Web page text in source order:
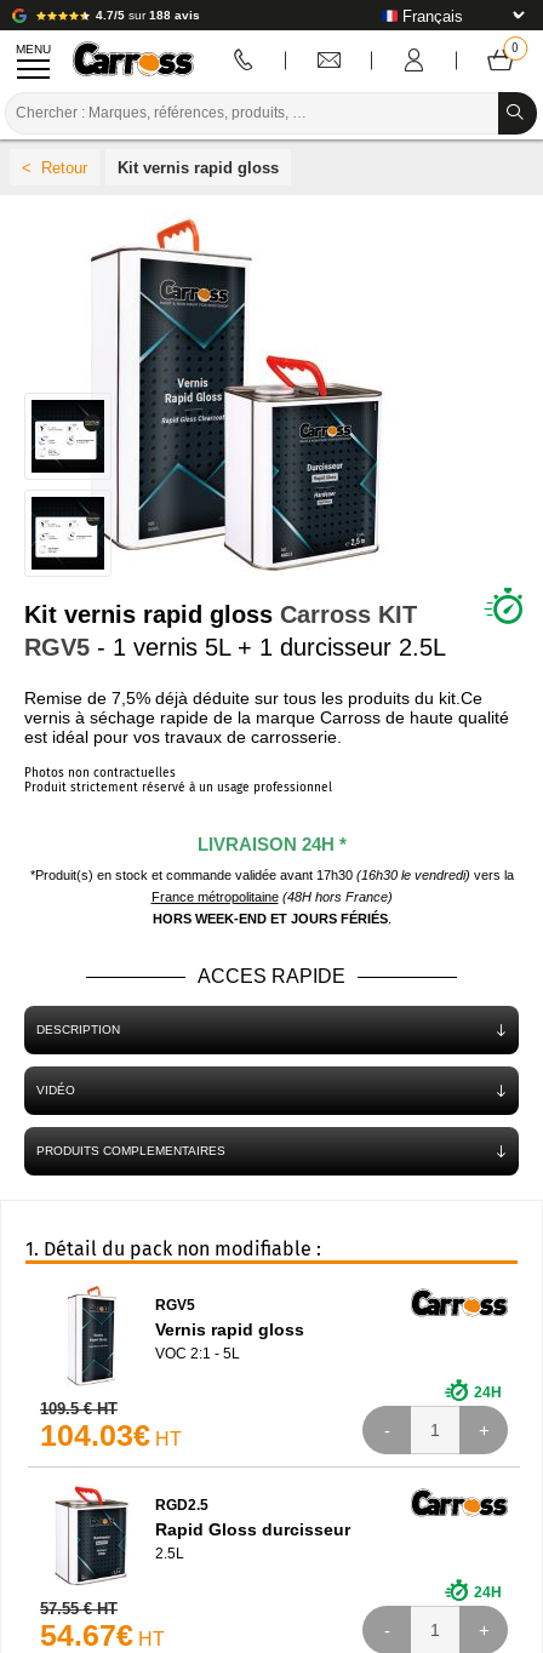
4.7/5 sur188 avis
MENU
PREPARATION / PEINTURE / FINITION
CONSOMMABLE CARROSSERIE
OUTILLAGE CARROSSERIE
ÉQUIPEMENT ATELIER CARROSSERIE
INSTALLATION LABO
TUTORIEL & CONSEILS
Kit vernis rapid gloss
Kit vernis rapid gloss Carross KIT
RGV5 - 1 vernis 5L + 1 durcisseur 2.5L
Remise de 7,5% déjà déduite sur tous les produits du kit.Ce
vernis à séchage rapide de la marque Carross de haute qualité
est idéal pour vos travaux de carrosserie.
Photos non contractuelles
Produit strictement réservé à un usage professionnel
LIVRAISON 24H *
*Produit(s) en stock et commande validée avant 17h30 (16h30 le vendredi) vers la
France métropolitaine (48H hors France)
HORS WEEK-END ET JOURS FÉRIÉS.
ACCES RAPIDE
DESCRIPTION
VIDÉO
PRODUITS COMPLEMENTAIRES
Détail du pack non modifiable :
RGV5
Vernis rapid gloss
VOC 2:1 - 5L
109.5 € HT
104.03€ HT
24H
RGD2.5
Rapid Gloss durcisseur
2.5L
57.55 € HT
54.67€ HT
24H